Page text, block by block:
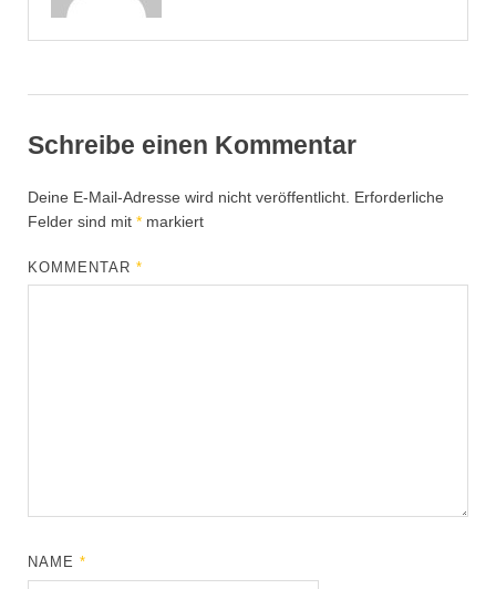
Schreibe einen Kommentar
Deine E-Mail-Adresse wird nicht veröffentlicht. Erforderliche
Felder sind mit * markiert
KOMMENTAR*
NAME*